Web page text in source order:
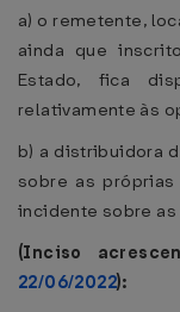
a) o remetente,
ainda que
Estado, fica
relativamente às
b) a distribuidora
sobre as
incidente sobre
(Inciso
22/06/2022):